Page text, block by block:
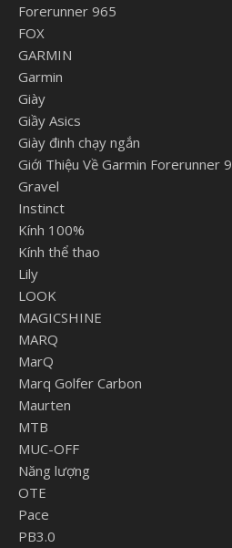
Forerunner 965
FOX
GARMIN
Garmin
Giày
Giầy Asics
Giày đinh chạy ngắn
Giới Thiệu Về Garmin Forerunner
Gravel
Instinct
Kính 100%
Kính thể thao
Lily
LOOK
MAGICSHINE
MARQ
MarQ
Marq Golfer Carbon
Maurten
MTB
MUC-OFF
Năng lượng
OTE
Pace
PB3.0